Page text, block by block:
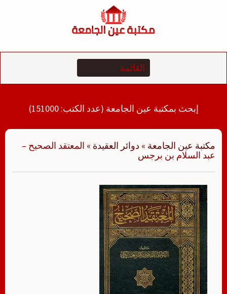
إبحث بمكتبة عين الجامعة (عدد الكتب: 151000)
مكتبة عين الجامعة » دوائر العقيدة » المعتقد الصحيح –
عبد السلام بن برجس